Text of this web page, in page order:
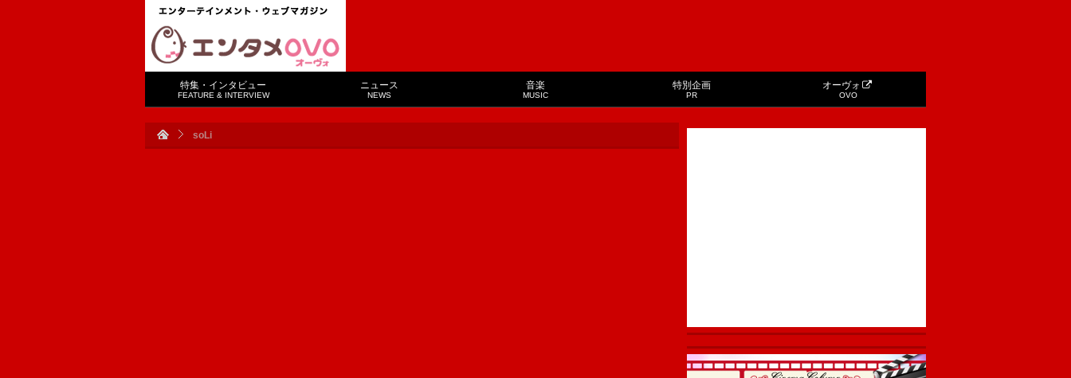
特集・インタビュー
FEATURE & INTERVIEW
ニュース
NEWS
音楽
MUSIC
特別企画
PR
オーヴォ
OVO
soLi